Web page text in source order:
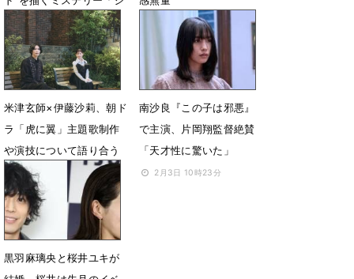
ャドウワーク」に出演決
定
9月29日 18時00分
6月14日 07時40分
米津玄師×伊藤沙莉、朝ド
ラ「虎に翼」主題歌制作
や演技について語り合う
9月12日 13時55分
南沙良『この子は邪悪』
で主演、片岡翔監督絶賛
「天才性に驚いた」
2月3日 10時23分
黒羽麻璃央と桜井ユキが